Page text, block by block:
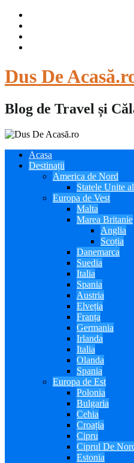
Skip
content
Dus De
Blog de Travel și
Acasa
Destinații
America de Nord
Statele Unite
Europa de Vest
Malta
Marea Britanie
Anglia
Scoția
Danemarca
Suedia
Italia
Spania
Austria
Elveția
Franța
Germania
Irlanda
Italia
Olanda
Spania
Europa de Est
Polonia
Bulgaria
Cehia
Croația
Cipru
Ciprul De
Estonia